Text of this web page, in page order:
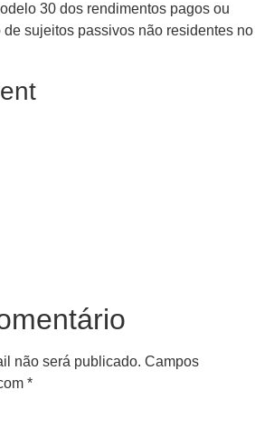
30 dos rendimentos pagos ou
sujeitos passivos não residentes no
não será publicado. Campos
*